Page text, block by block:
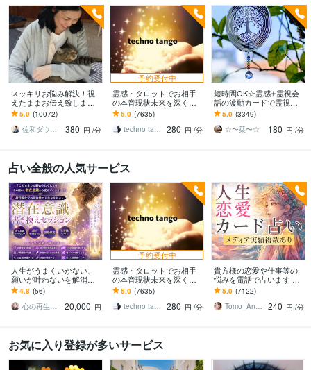
スッキリお悩み解決！視
えたままお伝え致します
恋愛、結婚、人間関係、
仕事、人生、ペットの気
持ち等◎祈願付き
5.0 (10072)
佐和ダウジング＆スピリットメンター
380 円 /分
予約受付中
霊感・タロットでお相手
の本音現状未来を深く視
ます 恋愛・仕事・家族・
人間関係の本質を見抜き
スピード解決へ
5.0 (7635)
techno tango
280 円 /分
短時間OK☆霊感➕霊視会
話の波動カードで霊視し
ます 恋愛仕事家庭問題育
児など霊視とタロット解
決を紐解きます
5.0 (3349)
☆〜栞〜☆
180 円 /分
占い全般の人気サービス
人生がうまくいかない、
願いが叶わないを解消し
ます 現実を変えるために
努力したのに、自力では
もう無理と感じている
4.8 (56)
心の再生セラピスト YASUKO
20,000 円
予約受付中
霊感・タロットでお相手
の本音現状未来を深く視
ます 恋愛・仕事・家族・
人間関係の本質を見抜き
スピード解決へ
5.0 (7635)
techno tango
280 円 /分
貴方様の恋愛や仕事等の
悩みを電話で占います タ
ロットカード、オラクル
カード、ルノルマンカー
ドを使用します
5.0 (7122)
Tomo_Angel7
240 円 /分
お気に入り登録が多いサービス